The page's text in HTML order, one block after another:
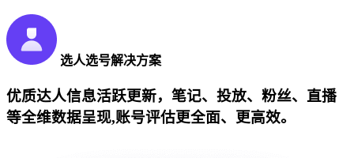
选人选号解决方案
优质达人信息活跃更新，笔记、投放、粉丝、直播
等全维数据呈现,账号评估更全面、更高效。